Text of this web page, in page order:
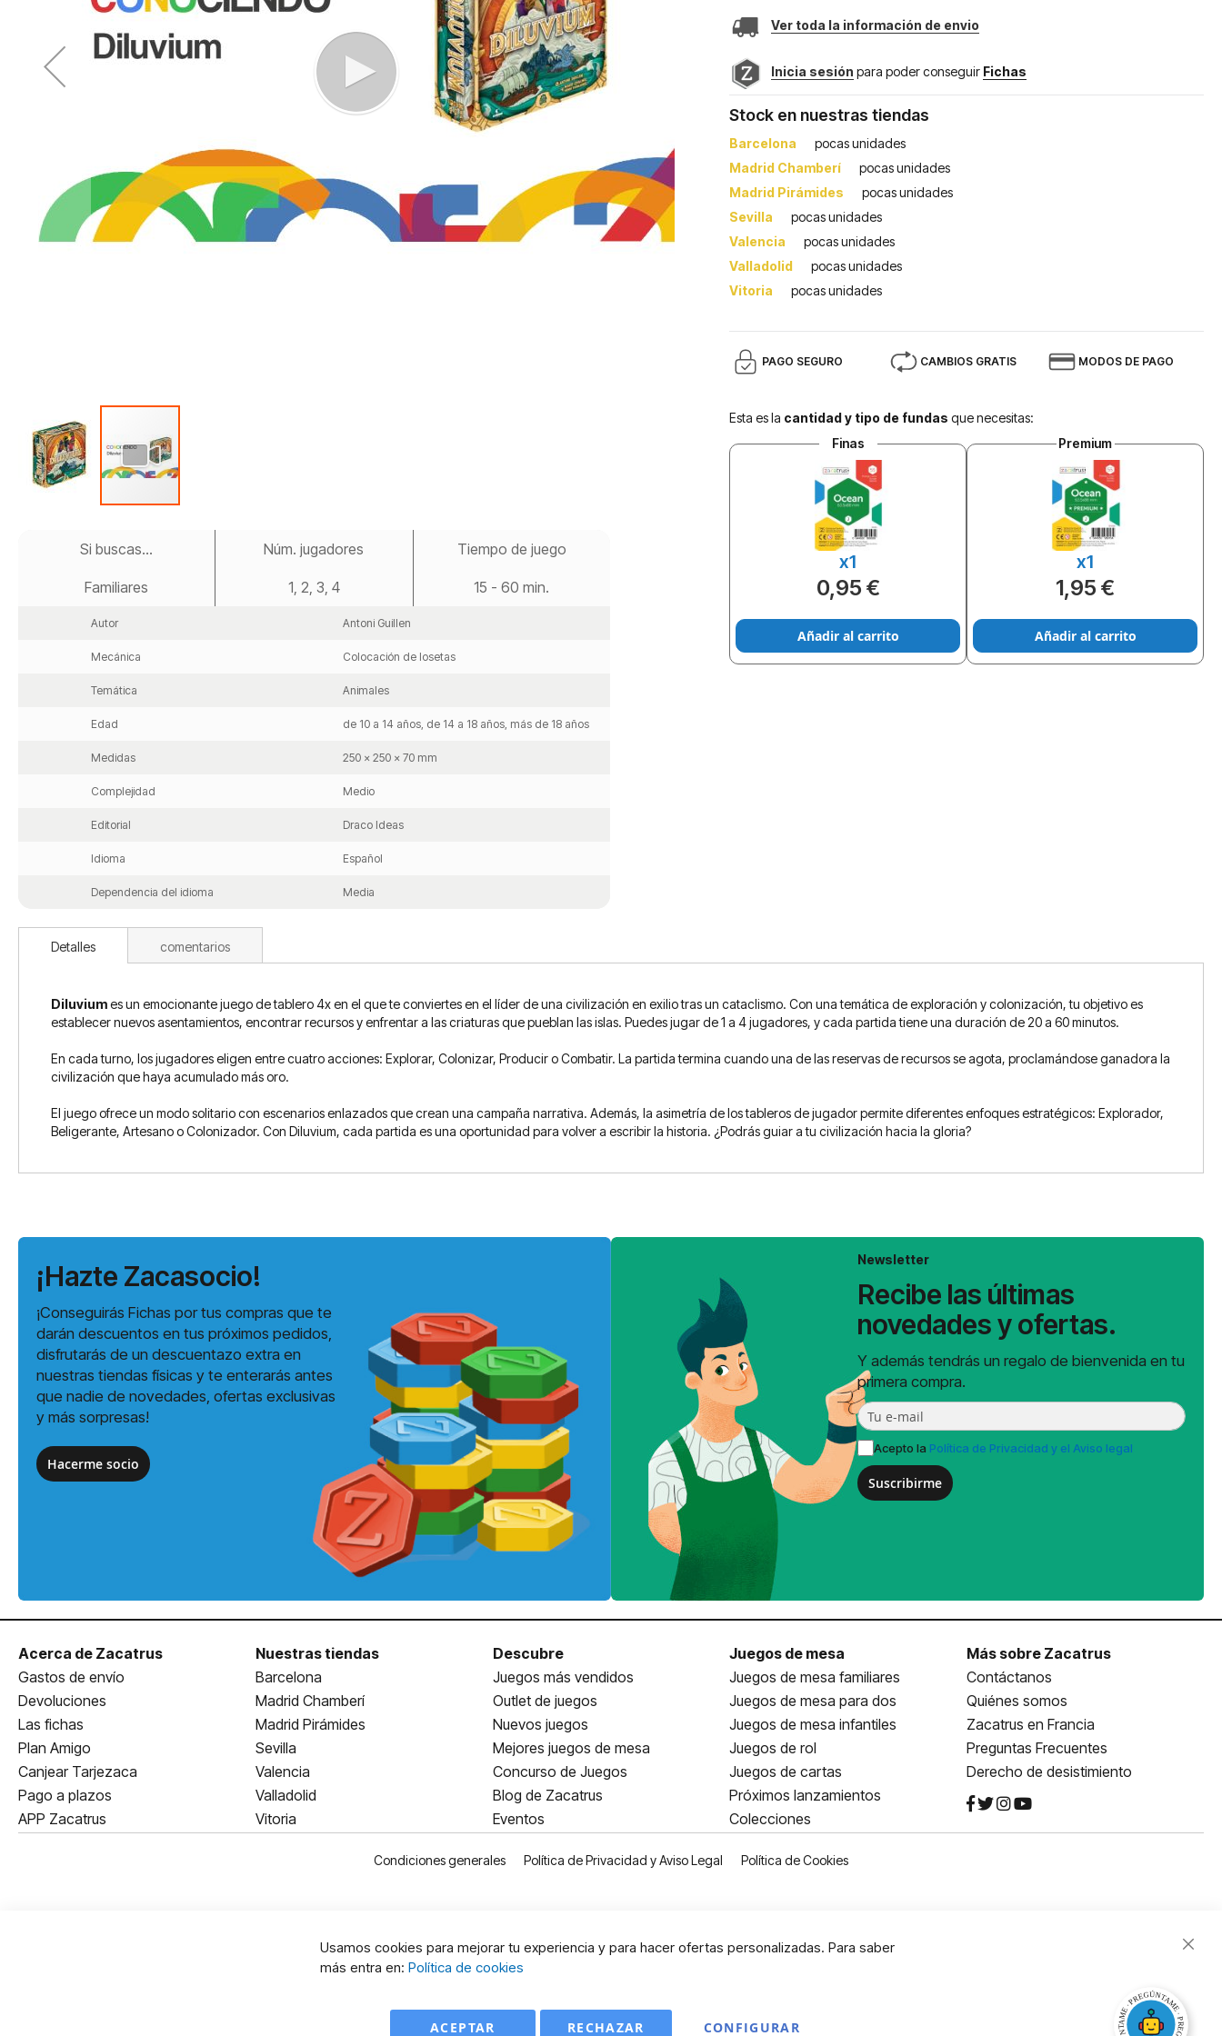
Ver toda la información de envio
Inicia sesión para poder conseguir Fichas
Stock en nuestras tiendas
Barcelona
pocas unidades
Madrid Chamberí
pocas unidades
Madrid Pirámides
pocas unidades
Sevilla
pocas unidades
Valencia
pocas unidades
Valladolid
pocas unidades
Vitoria
pocas unidades
PAGO SEGURO CAMBIOS GRATIS MODOS DE PAGO
Esta es la cantidad y tipo de fundas que necesitas:
Finas
x1
0,95 €
Añadir al carrito
Premium
x1
1,95 €
Añadir al carrito
Si buscas...
Familiares
Núm. jugadores
1, 2, 3, 4
Tiempo de juego
15 - 60 min.
Autor Antoni Guillen
Mecánica Colocación de losetas
Temática Animales
Edad de 10 a 14 años, de 14 a 18 años, más de 18 años
Medidas 250 x 250 x 70 mm
Complejidad Medio
Editorial Draco Ideas
Idioma Español
Dependencia del idioma Media
Detalles
Diluviumes un emocionante juego de tablero 4x en el que te conviertes en el líder de una civilización en exilio tras un cataclismo. Con una temática de exploración y colonización, tu objetivo es
establecer nuevos asentamientos, encontrar recursos y enfrentar a las criaturas que pueblan las islas. Puedes jugar de 1 a 4 jugadores, y cada partida tiene una duración de 20 a 60 minutos.
En cada turno, los jugadores eligen entre cuatro acciones: Explorar, Colonizar, Producir o Combatir. La partida termina cuando una de las reservas de recursos se agota, proclamándose ganadora la
civilización que haya acumulado más oro.
El juego ofrece un modo solitario con escenarios enlazados que crean una campaña narrativa. Además, la asimetría de los tableros de jugador permite diferentes enfoques estratégicos: Explorador,
Beligerante, Artesano o Colonizador. Con Diluvium, cada partida es una oportunidad para volver a escribir la historia. ¿Podrás guiar a tu civilización hacia la gloria?
comentarios
¡Hazte Zacasocio!
¡Conseguirás Fichas por tus compras que te
darán descuentos en tus próximos pedidos,
disfrutarás de un descuentazo extra en
nuestras tiendas físicas y te enterarás antes
que nadie de novedades, ofertas exclusivas
y más sorpresas!
Hacerme socio
Newsletter
Recibe las últimas
novedades y ofertas.
Y además tendrás un regalo de bienvenida en tu
primera compra.
Acepto la Política de Privacidad y el Aviso legal
Suscribirme
Acerca de Zacatrus
Gastos de envío
Devoluciones
Las fichas
Plan Amigo
Canjear Tarjezaca
Pago a plazos
APP Zacatrus
Nuestras tiendas
Barcelona
Madrid Chamberí
Madrid Pirámides
Sevilla
Valencia
Valladolid
Vitoria
Descubre
Juegos más vendidos
Outlet de juegos
Nuevos juegos
Mejores juegos de mesa
Concurso de Juegos
Blog de Zacatrus
Eventos
Juegos de mesa
Juegos de mesa familiares
Juegos de mesa para dos
Juegos de mesa infantiles
Juegos de rol
Juegos de cartas
Próximos lanzamientos
Colecciones
Más sobre Zacatrus
Contáctanos
Quiénes somos
Zacatrus en Francia
Preguntas Frecuentes
Derecho de desistimiento
Condiciones generales Política de Privacidad y Aviso Legal Política de Cookies
Usamos cookies para mejorar tu experiencia y para hacer ofertas personalizadas. Para saber
más entra en: Política de cookies
ACEPTAR CONFIGURAR
RECHAZAR